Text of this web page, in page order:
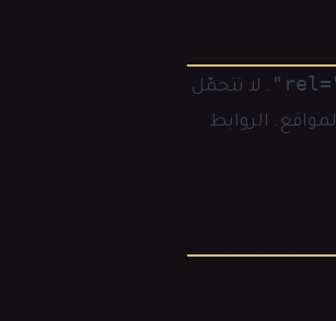
. لا تتحمّل
الروابط